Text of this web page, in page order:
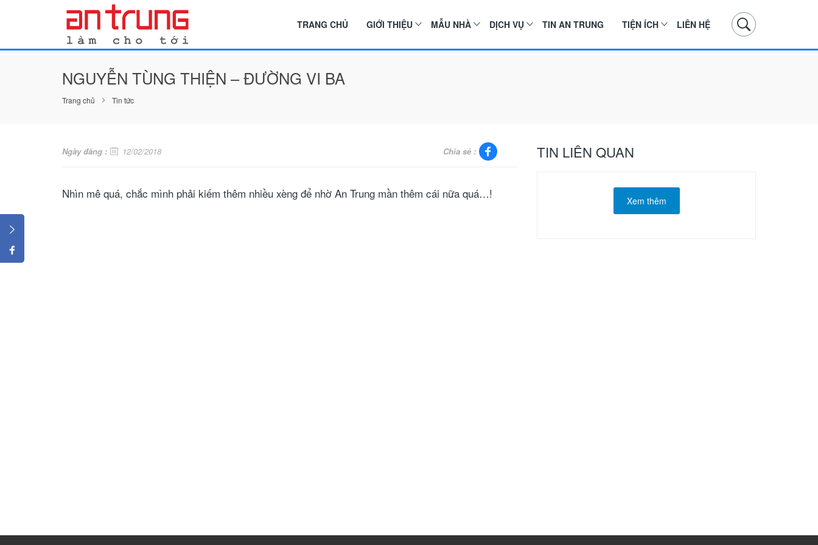
TRANG CHỦ GIỚI THIỆU MẪU NHÀ DỊCH VỤ TIN AN TRUNG TIỆN ÍCH LIÊN HỆ
NGUYỄN TÙNG THIỆN – ĐƯỜNG VI BA
Trang chủ Tin tức
Ngày đăng : 12/02/2018 Chia sẻ :
Nhìn mê quá, chắc mình phải kiếm thêm nhiều xèng để nhờ An Trung mần thêm cái nữa quá…!
TIN LIÊN QUAN
Xem thêm